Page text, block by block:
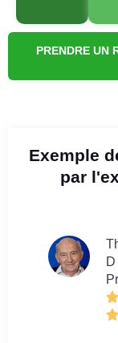
PRENDRE UN
Exemple
par
D